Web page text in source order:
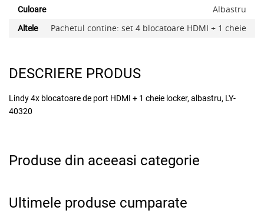
Culoare Albastru
Altele Pachetul contine: set 4 blocatoare HDMI + 1 cheie
DESCRIERE PRODUS
Lindy 4x blocatoare de port HDMI + 1 cheie locker, albastru, LY-
40320
Produse din aceeasi categorie
Ultimele produse cumparate